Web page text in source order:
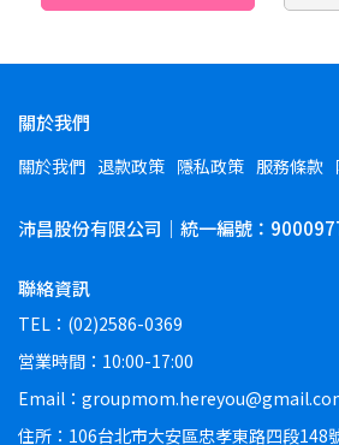
關於我們
關於我們 退款政策 隱私政策 服務條款
沛昌股份有限公司｜統一編號：
聯絡資訊
TEL：(02)2586-0369
営業時間：10:00-17:00
Email：
住所：106台北市大安區忠孝東路四段148